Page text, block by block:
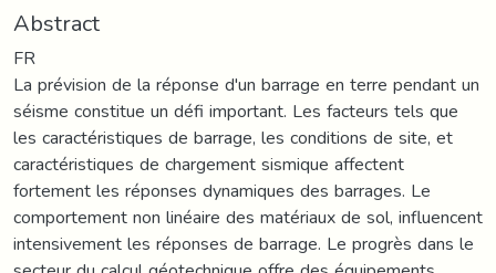
Abstract
FR
La prévision de la réponse d'un barrage en terre pendant un
séisme constitue un défi important. Les facteurs tels que
les caractéristiques de barrage, les conditions de site, et
caractéristiques de chargement sismique affectent
fortement les réponses dynamiques des barrages. Le
comportement non linéaire des matériaux de sol, influencent
intensivement les réponses de barrage. Le progrès dans le